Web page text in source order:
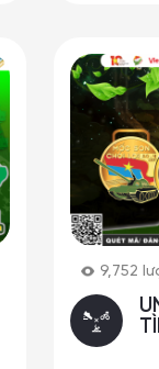
9,752